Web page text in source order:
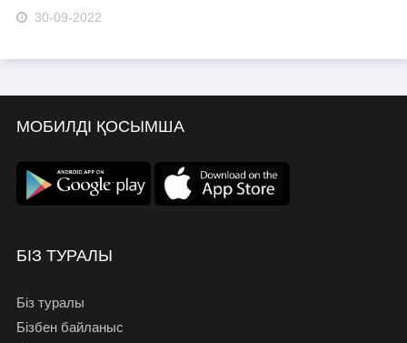
30-09-2022
МОБИЛДІ ҚОСЫМША
БІЗ ТУРАЛЫ
Біз туралы
Бізбен байланыс